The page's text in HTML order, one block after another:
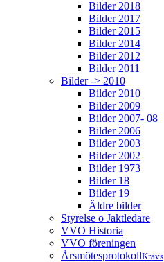
Bilder 2018
Bilder 2017
Bilder 2015
Bilder 2014
Bilder 2012
Bilder 2011
Bilder -> 2010
Bilder 2010
Bilder 2009
Bilder 2007- 08
Bilder 2006
Bilder 2003
Bilder 2002
Bilder 1973
Bilder 18
Bilder 19
Äldre bilder
Styrelse o Jaktledare
VVO Historia
VVO föreningen
ÅrsmötesprotokollKrävs